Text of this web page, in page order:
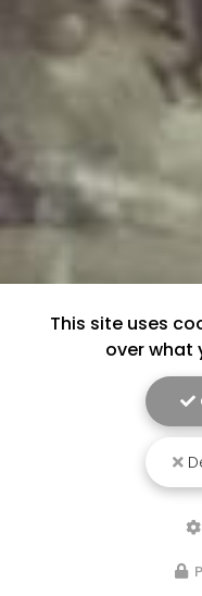
This site uses
over what